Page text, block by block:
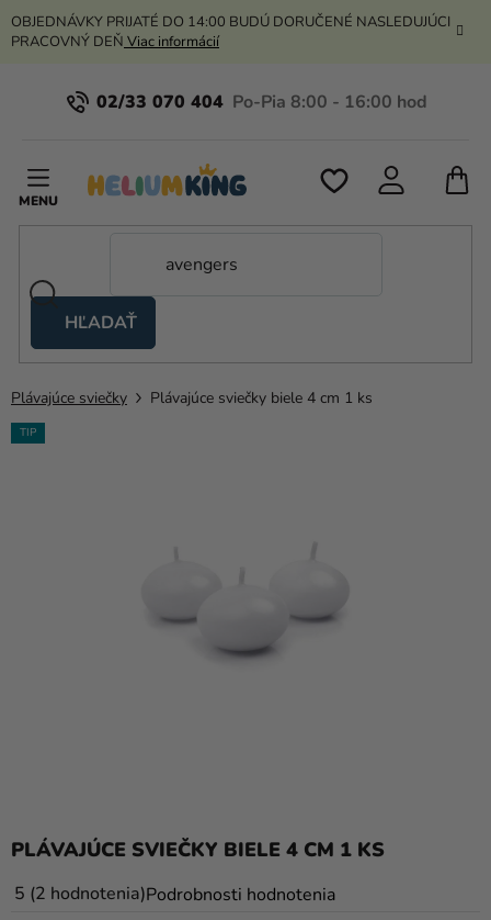
Prejsť
na
OBJEDNÁVKY PRIJATÉ DO 14:00 BUDÚ DORUČENÉ NASLEDUJÚCI
PRACOVNÝ DEŇ Viac informácií
02/33 070 404
HĽADAŤ
stany
Kanekalon
Oblečenie
Plávajúce sviečky Plávajúce sviečky biele 4 cm 1 ks
PLÁVAJÚCE SVIEČKY BIELE 4 CM 1 KS
Priemerné
5 2 hodnoteniaPodrobnosti hodnotenia
TIP